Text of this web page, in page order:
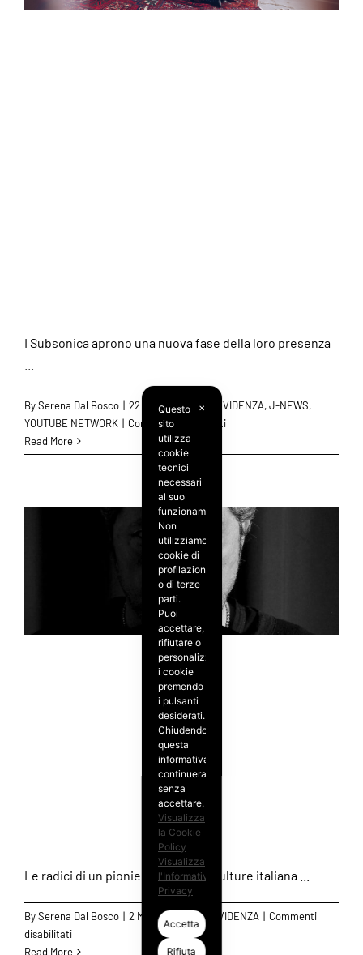
SEPARI
I Subsonica aprono una nuova fase della loro presenza
BySerena Dal Bosco | 22 Aprile 2026 | IN EVIDENZA,J-NEWS,
YOUTUBE NETWORK | Commenti disabilitatisu
Subsonica
loro
presenza
su
YouTube:
il
canale
entra
nel
Read More
Perché Claudio
Coccoluto è una
leggenda della musica
elettronica italiana
Le radici di un pioniere della club culture italiana ...
BySerena Dal Bosco | 2 Marzo 2026 IN EVIDENZA | Commenti
disabilitatisu
Perché
Read More
✕
Questo
sito
utilizza
cookie
tecnici
necessari
al suo
funzionamento.
Non
utilizziamo
cookie di
profilazione
o di terze
parti.
Puoi
accettare,
rifiutare o
personalizzare
i cookie
premendo
i pulsanti
desiderati.
Chiudendo
questa
informativa
continuerai
senza
accettare.
Visualizza
la Cookie
Policy
Visualizza
l'Informativa
Privacy
Accetta
Rifiuta